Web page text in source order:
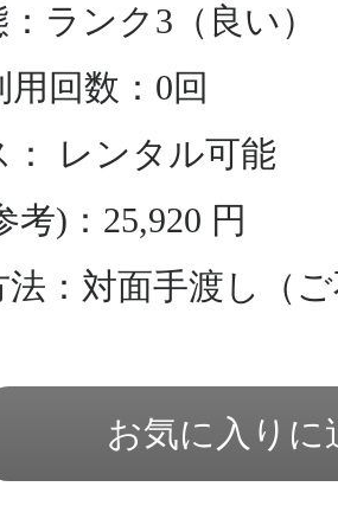
ランク3（良い）
回数：0回
： レンタル可能
考)：25,920 円
法：対面手渡し（
お気に入りに